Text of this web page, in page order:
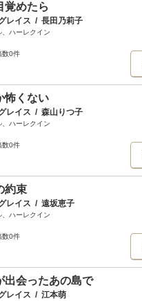
覚めたら
レイス / 長田乃莉子
、ハーレクイン
数0件
怖くない
レイス / 森山りつ子
、ハーレクイン
数0件
約束
レイス / 遠坂恵子
、ハーレクイン
数0件
出会ったあの島で
レイス / 江本萌